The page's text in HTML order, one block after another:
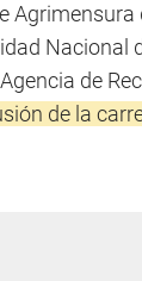
Nacional
de
de la